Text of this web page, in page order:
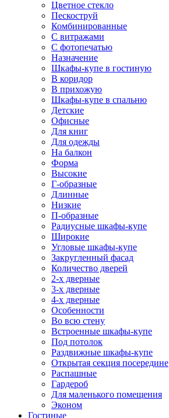
Цветное стекло
Пескоструй
Комбинированные
С витражами
С фотопечатью
Назначение
Шкафы-купе в гостиную
В коридор
В прихожую
Шкафы-купе в спальню
Детские
Офисные
Для книг
Для одежды
На балкон
Форма
Высокие
Г-образные
Длинные
Низкие
П-образные
Радиусные шкафы-купе
Широкие
Угловые шкафы-купе
Закругленный фасад
Количество дверей
2-х дверные
3-х дверные
4-х дверные
Особенности
Во всю стену
Встроенные шкафы-купе
Под потолок
Раздвижные шкафы-купе
Открытая секция посередине
Распашные
Гардероб
Для маленького помещения
Эконом
Гостиные